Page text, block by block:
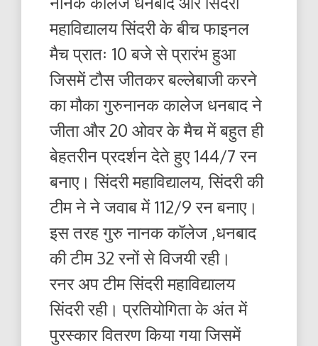
महाविद्यालय सिंदरी के बीच फाइनल
मैच प्रातः 10 बजे से प्रारंभ हुआ
जिसमें टौस जीतकर बल्लेबाजी करने
का मौका गुरुनानक कालेज धनबाद ने
जीता और 20 ओवर के मैच में बहुत ही
बेहतरीन प्रदर्शन देते हुए 144/7 रन
बनाए। सिंदरी महाविद्यालय, सिंदरी की
टीम ने ने जवाब में 112/9 रन बनाए।
इस तरह गुरु नानक कॉलेज ,धनबाद
की टीम 32 रनों से विजयी रही।
रनर अप टीम सिंदरी महाविद्यालय
सिंदरी रही। प्रतियोगिता के अंत में
पुरस्कार वितरण किया गया जिसमें